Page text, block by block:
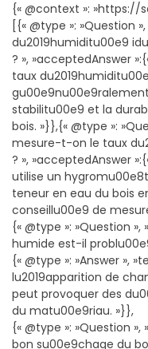
{« @context »: »https://
[{« @type »: »Question
du2019humiditu00e9
? », »acceptedAnswer
taux
gu00e9nu00e9ralement
stabilitu00e9 et la
bois. »}},{« @type »:
mesure-t-on le taux
? », »acceptedAnswer
utilise un
teneur en eau du bois
conseillu00e9 de
{« @type »: »Question
humide est-il
{« @type »: »Answer »,
lu2019apparition de
peut provoquer des
du matu00e9riau. »}},
{« @type »: »Question
bon su00e9chage du